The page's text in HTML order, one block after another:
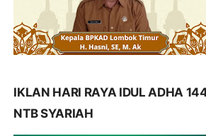
IKLAN HARI RAYA IDUL ADHA
NTB SYARIAH